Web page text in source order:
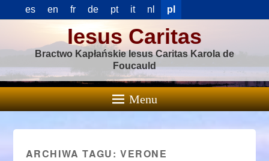
es en fr de pt it nl pl
Iesus Caritas
Bractwo Kapłańskie Iesus Caritas Karola de
Foucauld
Menu
ARCHIWA TAGU: VERONE